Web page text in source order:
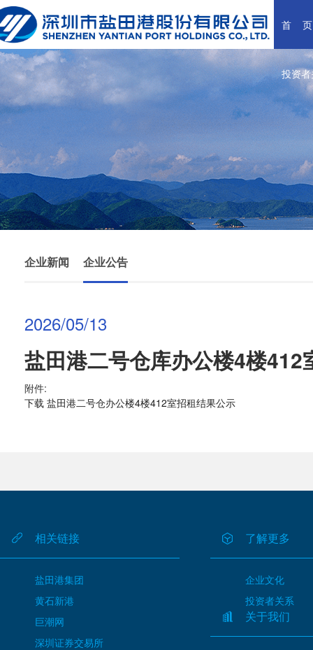
首    页
投资
企业新闻 企业公告
2026/05/13
盐田港二号仓库办公楼4楼412
附件:
下载 盐田港二号仓办公楼4楼412室招租结果公示
相关链接
盐田港集团
黄石新港
巨潮网
深圳证券交易所
了解更多
企业文化
投资者关系
关于我们